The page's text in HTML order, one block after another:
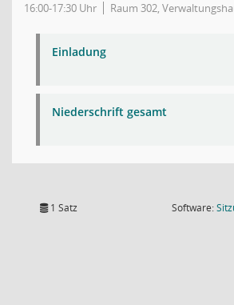
16:00-17:30 Uhr Raum 302,
Einladung
Niederschrift gesamt
1 Satz Software: